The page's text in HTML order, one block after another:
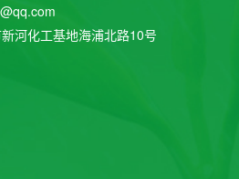
河化工基地海浦北路10号